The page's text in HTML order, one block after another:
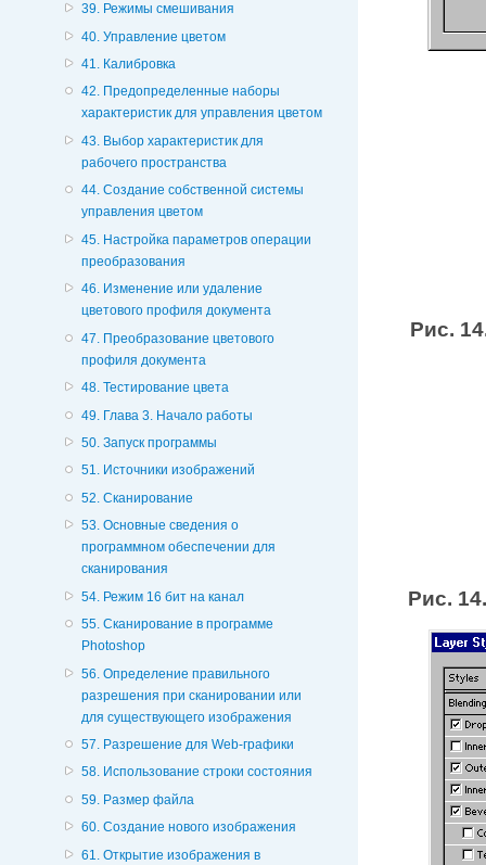
39. Режимы смешивания
40. Управление цветом
41. Калибровка
42. Предопределенные наборы
характеристик для управления цветом
43. Выбор характеристик для
рабочего пространства
44. Создание собственной системы
управления цветом
45. Настройка параметров операции
преобразования
46. Изменение или удаление
цветового профиля документа
47. Преобразование цветового
профиля документа
48. Тестирование цвета
49. Глава 3. Начало работы
50. Запуск программы
51. Источники изображений
52. Сканирование
53. Основные сведения о
программном обеспечении для
сканирования
54. Режим 16 бит на канал
55. Сканирование в программе
Photoshop
56. Определение правильного
разрешения при сканировании или
для существующего изображения
57. Разрешение для Web-графики
58. Использование строки состояния
59. Размер файла
60. Создание нового изображения
61. Открытие изображения в
Рис.
Рис.